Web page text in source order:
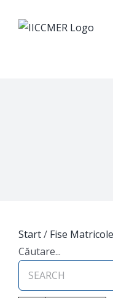
Start/ Fise
Căutare...